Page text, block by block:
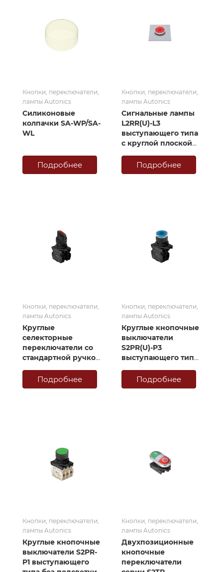
Кнопки, переключатели,
лампы Autonics
Силиконовые
колпачки SA-WP/SA-
WL
Подробнее
Кнопки, переключатели,
лампы Autonics
Сигнальные лампы
L2RR(U)-L3
выступающего типа
с круглой плоской
Подробнее
Кнопки, переключатели,
лампы Autonics
Круглые
селекторные
переключатели со
стандартной ручкой
Подробнее
Кнопки, переключатели,
лампы Autonics
Круглые кнопочные
выключатели
S2PR(U)-P3
выступающего типа
Подробнее
Кнопки, переключатели,
лампы Autonics
Круглые кнопочные
выключатели S2PR-
P1 выступающего
Кнопки, переключатели,
лампы Autonics
Двухпозиционные
кнопочные
переключатели